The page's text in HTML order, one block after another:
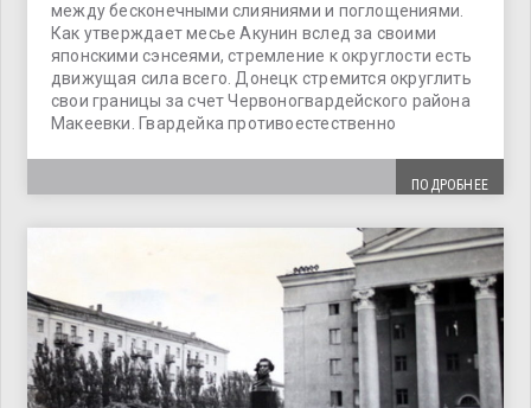
между бесконечными слияниями и поглощениями.
Как утверждает месье Акунин вслед за своими
японскими сэнсеями, стремление к округлости есть
движущая сила всего. Донецк стремится округлить
свои границы за счет Червоногвардейского района
Макеевки. Гвардейка противоестественно
ПОДРОБНЕЕ